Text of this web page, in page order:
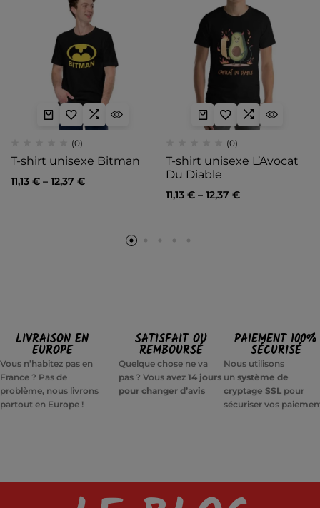
(0)
T-shirt unisexe Bitman
11,13 € – 12,37 €
(0)
T-shirt unisexe L’Avocat
Du Diable
11,13 €– 12,37 €
LIVRAISON EN
EUROPE
Vous n’habitez pas en
France ? Pas de
problème, nous livrons
partout en Europe !
SATISFAIT OU
REMBOURSÉ
Quelque chose ne va
pas ? Vous avez14 jours
pour changer d’avis
PAIEMENT 100%
SÉCURISÉ
Nous utilisons
un système de
cryptage SSLpour
sécuriser vos